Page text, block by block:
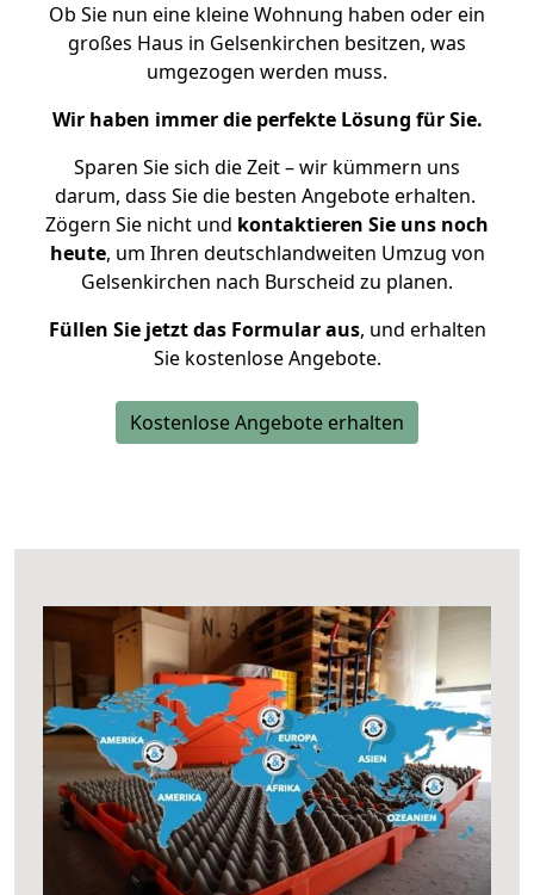
Ob Sie nun eine kleine Wohnung haben oder ein
großes Haus in Gelsenkirchen besitzen, was
umgezogen werden muss.
Wir haben immer die perfekte Lösung für Sie.
Sparen Sie sich die Zeit – wir kümmern uns
darum, dass Sie die besten Angebote erhalten.
Zögern Sie nicht und kontaktieren Sie uns noch
heute, um Ihren deutschlandweiten Umzug von
Gelsenkirchen nach Burscheid zu planen.
Füllen Sie jetzt das Formular aus, und erhalten
Sie kostenlose Angebote.
Kostenlose Angebote erhalten